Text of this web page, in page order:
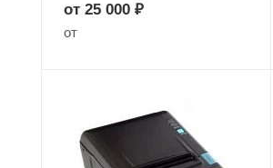
от 25 000 ₽
от